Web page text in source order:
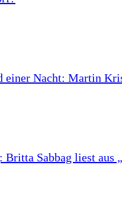
einer Nacht: Martin
Sabbag liest aus